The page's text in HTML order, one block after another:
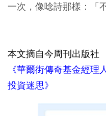
一次，像唸詩那樣：「
本文摘自今周刊出版社
《華爾街傳奇基金經
投資迷思》